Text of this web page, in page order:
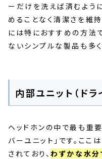
ーだけを洗えば済むよう
めることなく清潔さを維
には特におすすめの方法
ないシンプルな製品も多
内部ユニット（ド
ヘッドホンの中で最も重
バーユニット」です。こ
されており、わずかな水